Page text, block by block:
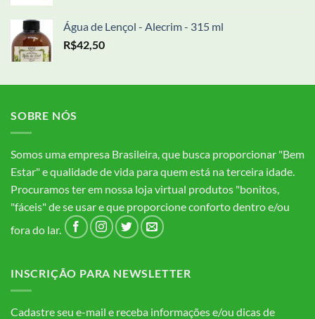
Água de Lençol - Alecrim - 315 ml
R$42,50
SOBRE NÓS
Somos uma empresa Brasileira, que busca proporcionar "Bem
Estar" e qualidade de vida para quem está na terceira idade.
Procuramos ter em nossa loja virtual produtos "bonitos,
"fáceis" de se usar e que proporcione conforto dentro e/ou
fora do lar.
INSCRIÇÃO PARA NEWSLETTER
Cadastre seu e-mail e receba informações e/ou dicas de